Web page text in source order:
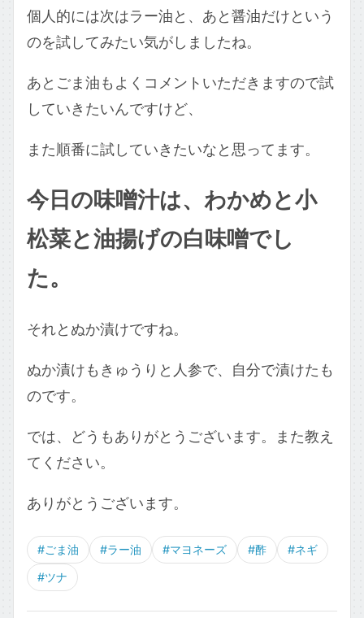
個人的には次はラー油と、あと醤油だけという
のを試してみたい気がしましたね。
あとごま油もよくコメントいただきますので試
していきたいんですけど、
また順番に試していきたいなと思ってます。
今日の味噌汁は、わかめと小
松菜と油揚げの白味噌でし
た。
それとぬか漬けですね。
ぬか漬けもきゅうりと人参で、自分で漬けたも
のです。
では、どうもありがとうございます。また教え
てください。
ありがとうございます。
#ごま油 #ラー油 #マヨネーズ #酢
#ネギ
#ツナ